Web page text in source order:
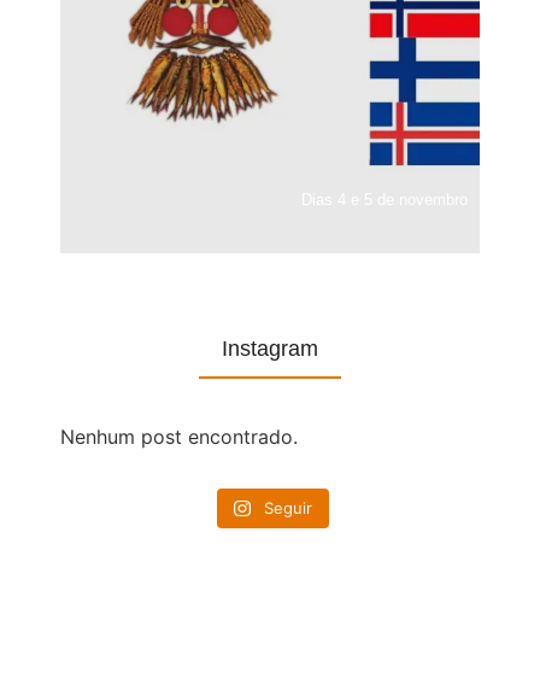
Instagram
Nenhum post encontrado.
Seguir